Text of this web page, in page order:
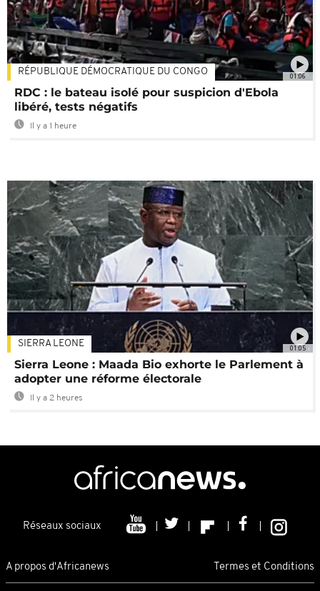
01:06
RÉPUBLIQUE DÉMOCRATIQUE DU CONGO
RDC : le bateau isolé pour suspicion d'Ebola
libéré, tests négatifs
Il y a 1 heure
01:05
SIERRA LEONE
Sierra Leone : Maada Bio exhorte le Parlement à
adopter une réforme électorale
Il y a 2 heures
Réseaux sociaux
A propos d'Africanews Termes et Conditions